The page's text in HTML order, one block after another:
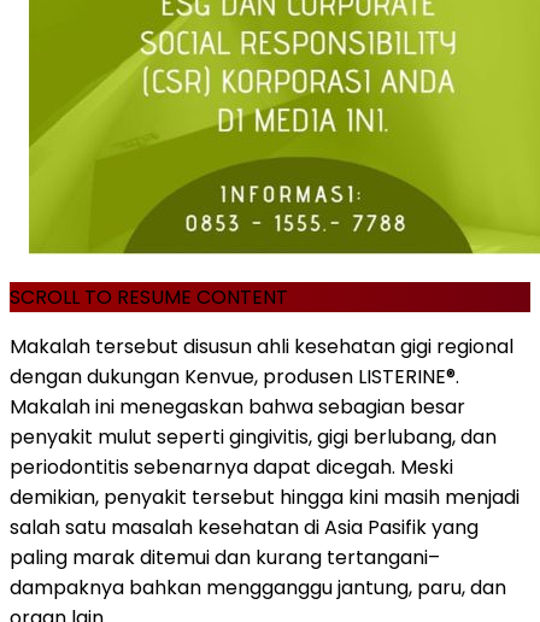
SCROLL TO RESUME CONTENT
Makalah tersebut disusun ahli kesehatan gigi regional
dengan dukungan Kenvue, produsen LISTERINE®.
Makalah ini menegaskan bahwa sebagian besar
penyakit mulut seperti gingivitis, gigi berlubang, dan
periodontitis sebenarnya dapat dicegah. Meski
demikian, penyakit tersebut hingga kini masih menjadi
salah satu masalah kesehatan di Asia Pasifik yang
paling marak ditemui dan kurang tertangani–
dampaknya bahkan mengganggu jantung, paru, dan